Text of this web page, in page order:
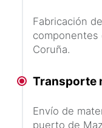
Fabricación
componentes
Coruña.
Transporte
Envío de
puerto de